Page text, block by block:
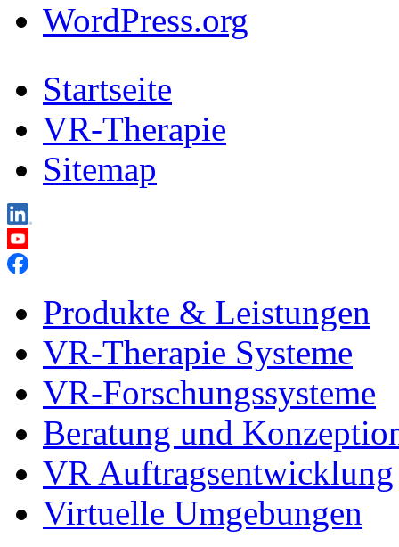
WordPress.org
Startseite
VR-Therapie
Sitemap
Produkte & Leistungen
VR-Therapie Systeme
VR-Forschungssysteme
Beratung und
VR Auftragsentwicklung
Virtuelle Umgebungen